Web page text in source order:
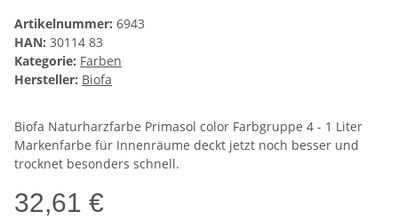
Artikelnummer: 6943
HAN: 30114 83
Kategorie: Farben
Hersteller: Biofa
Biofa Naturharzfarbe Primasol color Farbgruppe 4 - 1 Liter
Markenfarbe für Innenräume deckt jetzt noch besser und
trocknet besonders schnell.
32,61 €